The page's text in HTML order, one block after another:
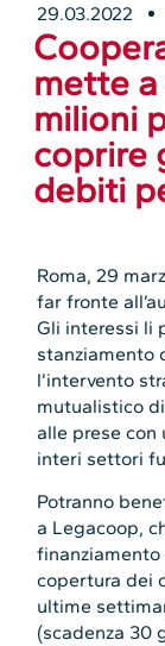
29.03.2022
mette
milioni
coprire
debiti
Roma, 29
far fronte
Gli interessi li
stanziamento
l’intervento
mutualistico
alle prese
interi settori
Potranno
a Legacoop,
copertura dei
ultime
(scadenza 30